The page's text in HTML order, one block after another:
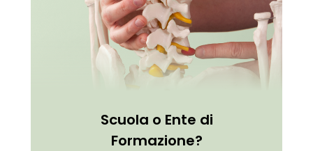
Scuola o Ente di
Formazione?